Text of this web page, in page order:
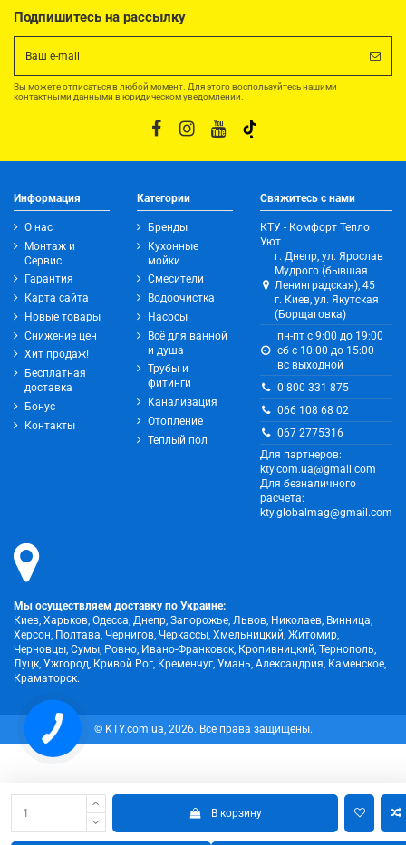
В корзину
Подпишитесь на рассылку
Вы можете отписаться в любой момент. Для этого воспользуйтесь нашими
контактными данными в юридическом уведомлении.
Информация
О нас
Монтаж и
Сервис
Гарантия
Карта сайта
Новые товары
Снижение цен
Хит продаж!
Бесплатная
доставка
Бонус
Контакты
Категории
Бренды
Кухонные
мойки
Смесители
Водоочистка
Насосы
Всё для ванной
и душа
Трубы и
фитинги
Канализация
Отопление
Теплый пол
Свяжитесь с нами
КТУ - Комфорт Тепло
Уют
г. Днепр, ул. Ярослав
Мудрого (бывшая
Ленинградская), 45
г. Киев, ул. Якутская
(Борщаговка)
пн-пт с 9:00 до 19:00
сб с 10:00 до 15:00
вс выходной
0 800 331 875
066 108 68 02
067 2775316
Для партнеров:
kty.com.ua@gmail.com
Для безналичного
расчета:
kty.globalmag@gmail.com
Мы осуществляем доставку по Украине:
Киев, Харьков, Одесса, Днепр, Запорожье, Львов, Николаев, Винница,
Херсон, Полтава, Чернигов, Черкассы, Хмельницкий, Житомир,
Черновцы, Сумы, Ровно, Ивано-Франковск, Кропивницкий, Тернополь,
Луцк, Ужгород, Кривой Рог, Кременчуг, Умань, Александрия, Каменское,
Краматорск.
© KTY.com.ua, 2026. Все права защищены.